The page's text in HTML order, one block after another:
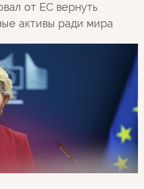
от ЕС вернуть
активы ради мира